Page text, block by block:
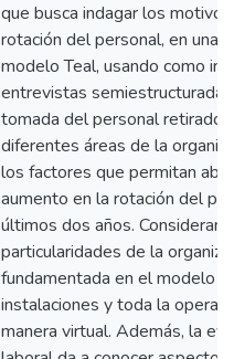
que busca indagar los
rotación del personal, en una
modelo Teal, usando como
entrevistas semiestructurada,
tomada del personal retirado
diferentes áreas de la
los factores que permitan
aumento en la rotación del
últimos dos años.
particularidades de la
fundamentada en el modelo
instalaciones y toda la
manera virtual. Además, la